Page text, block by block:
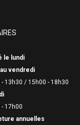
le lundi
vendredi
- 13h30 /15h00 - 18h30
17h00
annuelles